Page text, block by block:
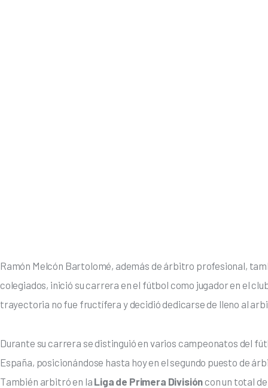
Ramón Melcón Bartolomé, además de árbitro profesional,
colegiados, inició su carrera en el fútbol como jugador en el
trayectoria no fue fructífera y decidió dedicarse de lleno al
Durante su carrera se distinguió en varios campeonatos del
España, posicionándose hasta hoy en el segundo puesto de
También arbitró en la Liga de Primera División con un total